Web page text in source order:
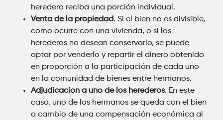
heredero reciba una porción individual.
Venta de la propiedad. Si el bien no es divisible,
como ocurre con una vivienda, o si los
herederos no desean conservarlo, se puede
optar por venderlo y repartir el dinero obtenido
en proporción a la participación de cada uno
en la comunidad de bienes entre hermanos.
Adjudicación a uno de los herederos. En este
caso, uno de los hermanos se queda con el bien
a cambio de una compensación económica al